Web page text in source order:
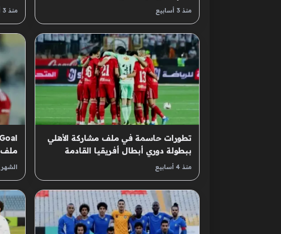
منذ 3 أسابيع منذ 3 أسابيع
تطورات حاسمة في ملف مشاركة الأهلي
ببطولة دوري أبطال أفريقيا القادمة
منذ 4 أسابيع
ملف